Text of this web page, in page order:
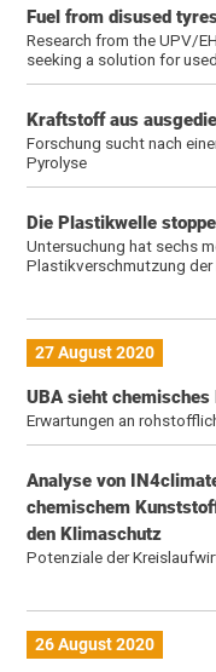
Fuel from disused
Research from the UPV/
seeking a solution for
Kraftstoff aus
Forschung sucht nach
Pyrolyse
Die Plastik­welle
Untersuchung hat sechs
Plastikverschmutzung der
27 August 2020
UBA sieht
Erwartungen an
Analyse von
chemischem
den Klimaschutz
Potenziale der
26 August 2020